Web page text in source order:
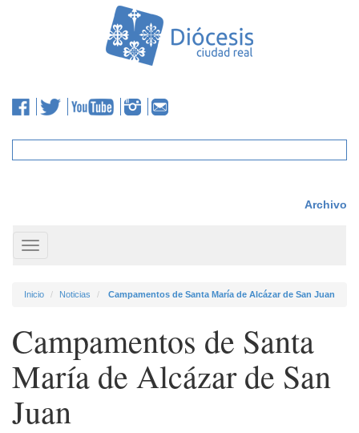
Archivo
Toggle
navigation
Inicio Noticias Campamentos de Santa María de Alcázar de San Juan
Campamentos de Santa
María de Alcázar de San
Juan